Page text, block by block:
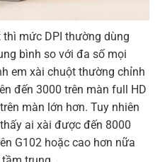
mức DPI thường dùng
bình so với đa số mọi
em xài chuột thường chỉnh
đến 3000 trên màn full HD
màn lớn hơn. Tuy nhiên
ai xài được đến 8000
G102 hoặc cao hơn nữa